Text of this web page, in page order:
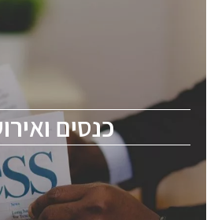
כנסים
כנסים
לכל העוסקים בתעשיית
held on May 12-13, 2026. The
for everyone involved in the
including engineers,
and senior executives.